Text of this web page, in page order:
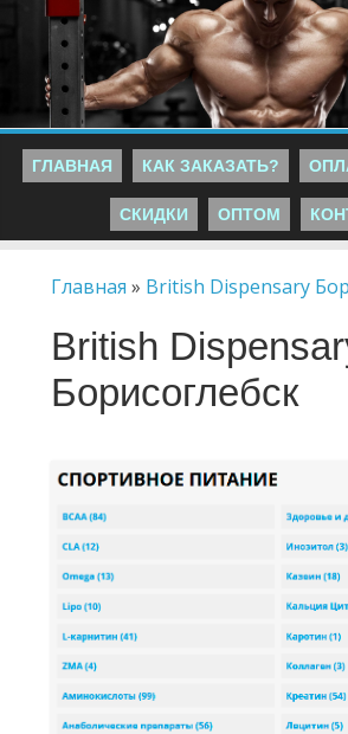
ГЛАВНАЯ КАК ЗАКАЗАТЬ?
СКИДКИ ОПТОМ
Главная » British Dispensary
British
Борисоглебск